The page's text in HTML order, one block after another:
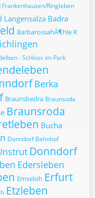
Frankenhausen/Ringleben
Langensalza Badra
BarbarossahÃ¶hle R
- Schloss im Park
Berka
Braunsbedra Braunsoda
Braunsroda
Bucha
Donndorf Bahnhof
Donndorf
Edersleben
Emseloh Erfurt
Etzleben